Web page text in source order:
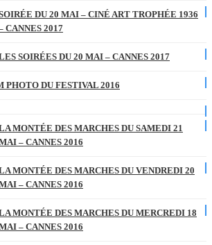
DU 20 MAI – CINÉ ART TROPHÉE 1936
CANNES 2017
SOIRÉES DU 20 MAI – CANNES 2017
PHOTO DU FESTIVAL 2016
MONTÉE DES MARCHES DU SAMEDI 21
– CANNES 2016
MONTÉE DES MARCHES DU VENDREDI 20
– CANNES 2016
MONTÉE DES MARCHES DU MERCREDI 18
– CANNES 2016